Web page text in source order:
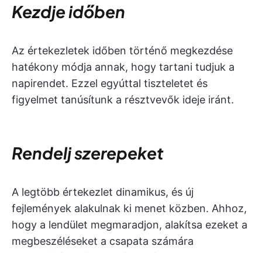
Kezdje időben
Az értekezletek időben történő megkezdése
hatékony módja annak, hogy tartani tudjuk a
napirendet. Ezzel egyúttal tiszteletet és
figyelmet tanúsítunk a résztvevők ideje iránt.
Rendelj szerepeket
A legtöbb értekezlet dinamikus, és új
fejlemények alakulnak ki menet közben. Ahhoz,
hogy a lendület megmaradjon, alakítsa ezeket a
megbeszéléseket a csapata számára